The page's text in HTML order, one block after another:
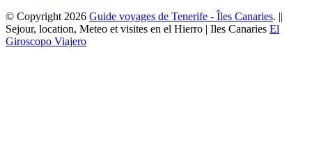
© Copyright 2026 Guide voyages de Tenerife - Îles Canaries. ||
Sejour, location, Meteo et visites en el Hierro | Iles Canaries El
Giroscopo Viajero